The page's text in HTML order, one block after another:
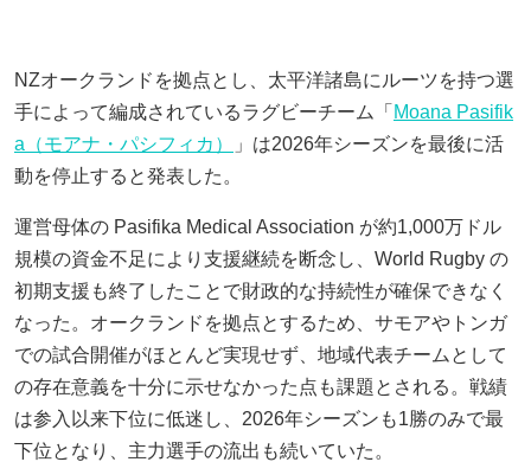
NZオークランドを拠点とし、太平洋諸島にルーツを持つ選
手によって編成されているラグビーチーム「 Moana Pasifik
a（モアナ・パシフィカ）
」は2026年シーズンを最後に活
動を停止すると発表した。
運営母体の Pasifika Medical Association が約1,000万ドル
規模の資金不足により支援継続を断念し、World Rugby の
初期支援も終了したことで財政的な持続性が確保できなく
なった。オークランドを拠点とするため、サモアやトンガ
での試合開催がほとんど実現せず、地域代表チームとして
の存在意義を十分に示せなかった点も課題とされる。戦績
は参入以来下位に低迷し、2026年シーズンも1勝のみで最
下位となり、主力選手の流出も続いていた。